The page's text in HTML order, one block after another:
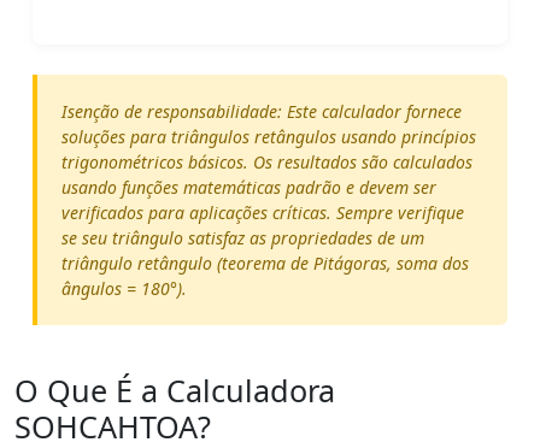
Isenção de responsabilidade: Este calculador fornece
soluções para triângulos retângulos usando princípios
trigonométricos básicos. Os resultados são calculados
usando funções matemáticas padrão e devem ser
verificados para aplicações críticas. Sempre verifique
se seu triângulo satisfaz as propriedades de um
triângulo retângulo (teorema de Pitágoras, soma dos
ângulos = 180°).
O Que É a Calculadora
SOHCAHTOA?